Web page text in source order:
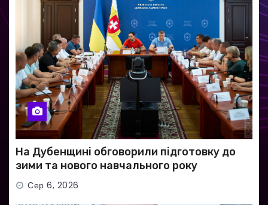
На Дубенщині обговорили підготовку до
зими та нового навчального року
Сер 6, 2026